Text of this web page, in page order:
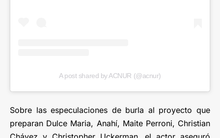
A post shared by ACNUR (@acnur)
Sobre las especulaciones de burla al proyecto que
preparan Dulce Maria, Anahí, Maite Perroni, Christian